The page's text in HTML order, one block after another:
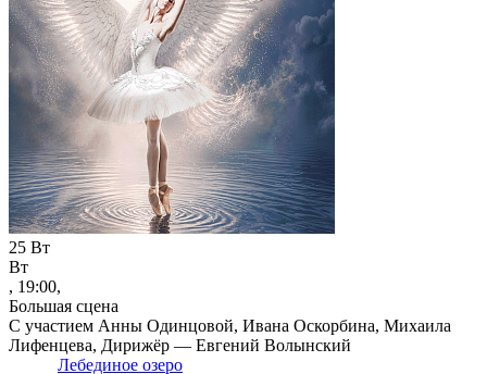
25 Вт
Вт
, 19:00,
Большая сцена
С участием Анны Одинцовой, Ивана Оскорбина, Михаила
Лифенцева, Дирижёр — Евгений Волынский
Лебединое озеро